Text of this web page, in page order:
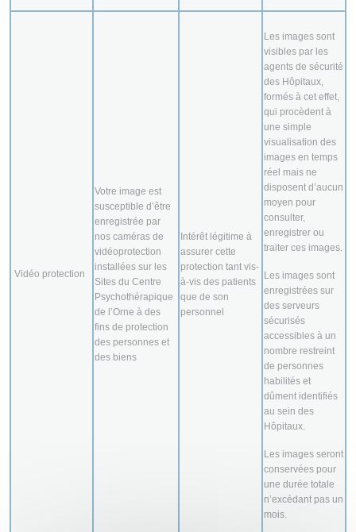
Vidéo protection
Votre image est
susceptible d’être
enregistrée par
nos caméras de
vidéoprotection
installées sur les
Sites du Centre
Psychothérapique
de l’Orne à des
fins de protection
des personnes et
des biens
Intérêt légitime à
assurer cette
protection tant vis-
à-vis des patients
que de son
personnel
Les images sont
visibles par les
agents de sécurité
des Hôpitaux,
formés à cet effet,
qui procèdent à
une simple
visualisation des
images en temps
réel mais ne
disposent d’aucun
moyen pour
consulter,
enregistrer ou
traiter ces images.
Les images sont
enregistrées sur
des serveurs
sécurisés
accessibles à un
nombre restreint
de personnes
habilités et
dûment identifiés
au sein des
Hôpitaux.
Les images seront
conservées pour
une durée totale
n’excédant pas un
mois.